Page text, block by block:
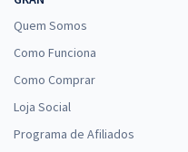
Quem Somos
Como Funciona
Como Comprar
Loja Social
Programa de Afiliados